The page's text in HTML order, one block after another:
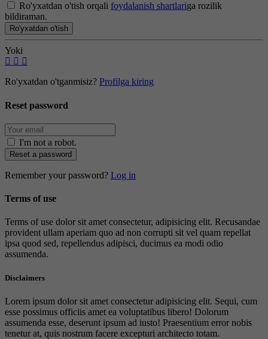
Ro'yxatdan o'tish orqali foydalanish shartlariga rozilik
bildiraman.
Ro'yxatdan o'tish
Yoki
Ro'yxatdan o'tganmisiz? Profilga kiring
Reset password
I'm not a robot.
Reset a password
Remember your password? Log in
Terms of use
Terms of use dolor sit amet consectetur, adipisicing elit. Recusandae
provident ullam aperiam quo ad non corrupti sit vel quam repellat
ipsa quod sed, repellendus adipisci, ducimus ea modi odio
assumenda.
Disclaimers
Lorem ipsum dolor sit amet consectetur adipisicing elit. Sequi, cum
esse possimus officiis amet ea voluptatibus libero! Dolorum
assumenda esse, deserunt ipsum ad iusto! Praesentium error nobis
tenetur at, quis nostrum facere excepturi architecto totam.